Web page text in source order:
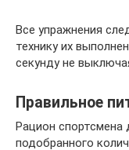
Все упражнения
технику их
секунду не
Правильное
Рацион спортсмена
подобранного